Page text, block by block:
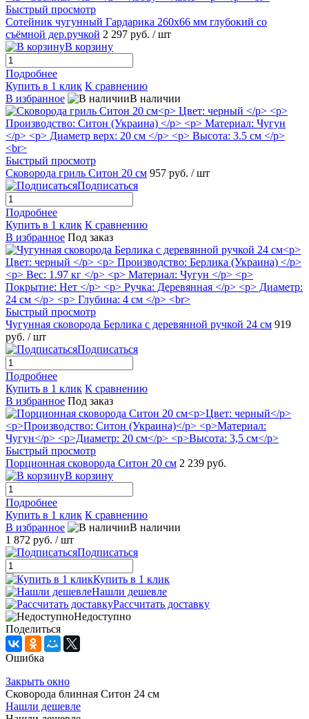
Быстрый просмотр
Сотейник чугунный Гардарика 260х66 мм глубокий со
съёмной дер.ручкой 2 297 руб. / шт
В корзину
Подробнее
Купить в 1 клик К сравнению
В избранное
В наличии
Быстрый просмотр
Сковорода гриль Ситон 20 см 957 руб. / шт
Подписаться
Подробнее
Купить в 1 клик К сравнению
В избранное Под заказ
Быстрый просмотр
Чугунная сковорода Берлика с деревянной ручкой 24 см 919
руб. / шт
Подписаться
Подробнее
Купить в 1 клик К сравнению
В избранное Под заказ
Быстрый просмотр
Порционная сковорода Ситон 20 см 2 239 руб.
В корзину
Подробнее
Купить в 1 клик К сравнению
В избранное
В наличии
1 872 руб. / шт
Подписаться
Купить в 1 клик
Нашли дешевле
Рассчитать доставку
Недоступно
Поделиться
Ошибка
Закрыть окно
Сковорода блинная Ситон 24 см
Нашли дешевле